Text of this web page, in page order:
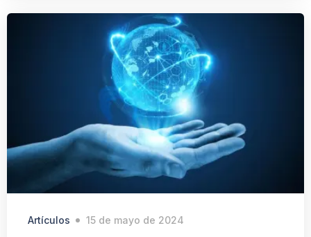
Artículos 15 de mayo de 2024